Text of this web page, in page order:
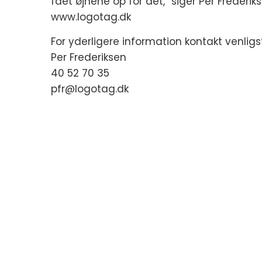
www.logotag.dk
For yderligere information kontakt
Per Frederiksen
40 52 70 35
pfr@logotag.dk